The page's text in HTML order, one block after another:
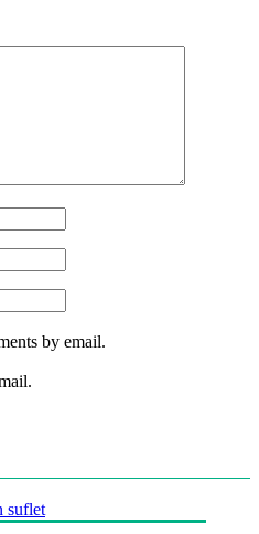
by email.